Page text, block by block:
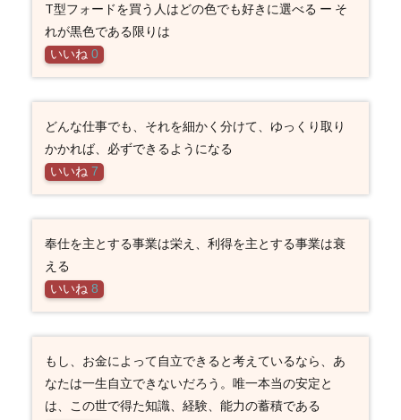
T型フォードを買う人はどの色でも好きに選べる ー そ
れが黒色である限りは
いいね 0
どんな仕事でも、それを細かく分けて、ゆっくり取り
かかれば、必ずできるようになる
いいね 7
奉仕を主とする事業は栄え、利得を主とする事業は衰
える
いいね 8
もし、お金によって自立できると考えているなら、あ
なたは一生自立できないだろう。唯一本当の安定と
は、この世で得た知識、経験、能力の蓄積である